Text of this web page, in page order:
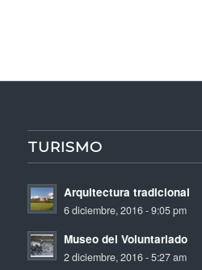
TURISMO
Arquitectura tradicional
6 diciembre, 2016 - 9:05 pm
Museo del Voluntariado
2 diciembre, 2016 - 5:27 am